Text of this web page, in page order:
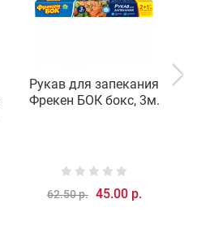
Рукав для запекания
Фрекен БОК бокс, 3м.
62.50 р. 45.00 р.